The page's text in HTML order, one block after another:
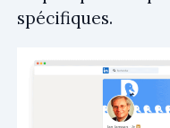
spécifiques.